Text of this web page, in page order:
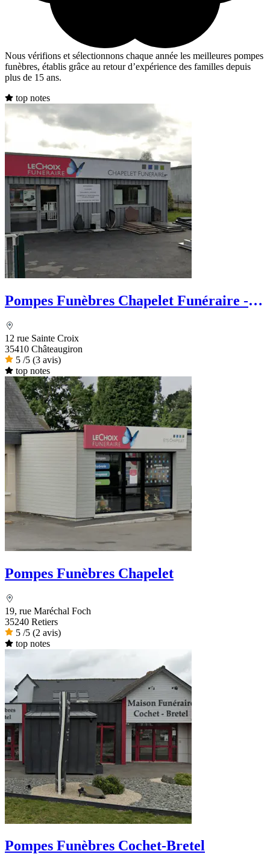
Nous vérifions et sélectionnons chaque année les meilleures pompes
funèbres, établis grâce au retour d’expérience des familles depuis
plus de 15 ans.
top notes
Pompes Funèbres Chapelet Funéraire -
12 rue Sainte Croix
35410 Châteaugiron
5 /5 (3 avis)
top notes
Pompes Funèbres Chapelet
19, rue Maréchal Foch
35240 Retiers
5 /5 (2 avis)
top notes
Pompes Funèbres Cochet-Bretel